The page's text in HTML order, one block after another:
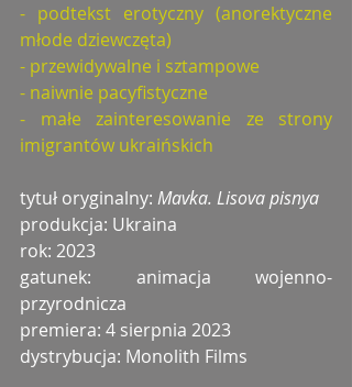
- podtekst erotyczny (anorektyczne
młode dziewczęta)
- przewidywalne i sztampowe
- naiwnie pacyfistyczne
- małe zainteresowanie ze strony
imigrantów ukraińskich
tytuł oryginalny: Mavka. Lisova pisnya
produkcja: Ukraina
rok: 2023
gatunek: animacja wojenno-
przyrodnicza
premiera: 4 sierpnia 2023
dystrybucja: Monolith Films